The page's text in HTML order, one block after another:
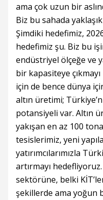
ama çok uzun bir
Biz bu sahada
Şimdiki hedefimiz,
hedefimiz şu. Biz bu
endüstriyel ölçeğe ve
bir kapasiteye
için de bence dünya
altın üretimi;
potansiyeli var. Altın
yakışan en az 100
tesislerimiz, yeni
yatırımcılarımızla
artırmayı
sektörüne, belki
şekillerde ama yoğun